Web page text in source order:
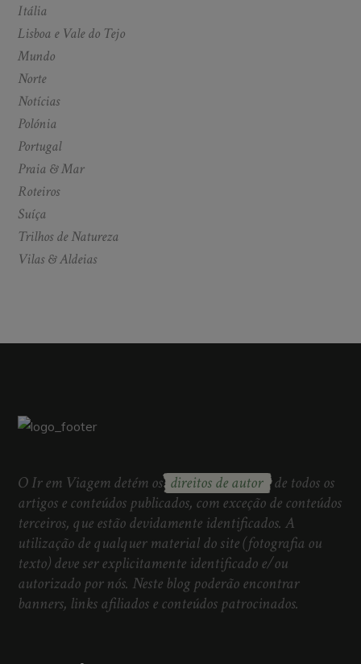
Itália
Lisboa e Vale do Tejo
Mundo
Norte
Notícias
Polónia
Portugal
Praia & Mar
Roteiros
Suíça
Trilhos de Natureza
Vilas & Aldeias
O Ir em Viagem detém os direitos de autor de todos os
artigos e conteúdos publicados, com exceção de conteúdos
terceiros, que estão devidamente identificados. A
utilização de qualquer material do site (fotografia ou
texto) deve ser explicitamente identificado e/ou
autorizado por nós. Neste blog poderão encontrar
banners, links afiliados e conteúdos patrocinados.